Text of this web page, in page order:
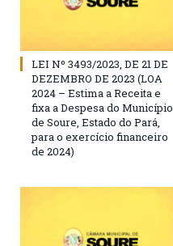
LEI Nº 3493/2023, DE 21 DE
DEZEMBRO DE 2023 (LOA
2024 – Estima a Receita e
fixa a Despesa do Município
de Soure, Estado do Pará,
para o exercício financeiro
de 2024)